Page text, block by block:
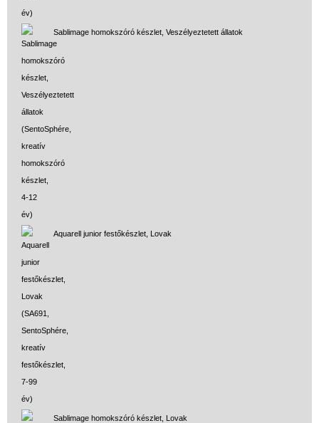
Sablimage homokszóró készlet, Veszélyeztetett állatok
Aquarell junior festőkészlet, Lovak
Sablimage homokszóró készlet, Lovak